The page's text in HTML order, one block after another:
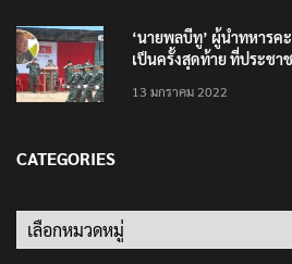
‘นายพลบีทู’ ผู้นำทหารค
เป็นครั้งสุดท้าย ที่ประชา
13 มกราคม 2022
CATEGORIES
Categories